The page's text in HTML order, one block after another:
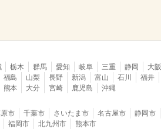
栃木 群馬 愛知 岐阜 三重 静岡 大阪
福島 山梨 長野 新潟 富山 石川 福井
熊本 大分 宮崎 鹿児島 沖縄
市 千葉市 さいたま市 名古屋市 静岡市
福岡市 北九州市 熊本市